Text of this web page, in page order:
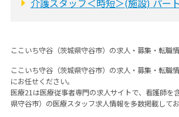
介護スタッフ＜時短＞(施設) パート
ここいち守谷（茨城県守谷市）の求人・募集・転職
ここいち守谷（茨城県守谷市）の求人・募集・転職
にお任せください。
医療21は医療従事者専門の求人サイトで、看護師を
県守谷市）の医療スタッフ求人情報を多数掲載してお